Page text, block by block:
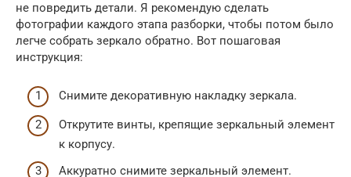
не повредить детали. Я рекомендую сделать
фотографии каждого этапа разборки, чтобы потом было
легче собрать зеркало обратно. Вот пошаговая
инструкция:
Снимите декоративную накладку зеркала.
Открутите винты, крепящие зеркальный элемент
к корпусу.
Аккуратно снимите зеркальный элемент.